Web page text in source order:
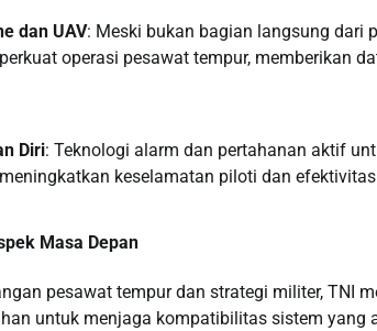
dan UAV: Meski bukan bagian langsung dari
operasi pesawat tempur, memberikan
Diri: Teknologi alarm dan pertahanan aktif
keselamatan piloti dan
Masa Depan
pesawat tempur dan strategi militer, TNI
untuk menjaga kompatibilitas sistem